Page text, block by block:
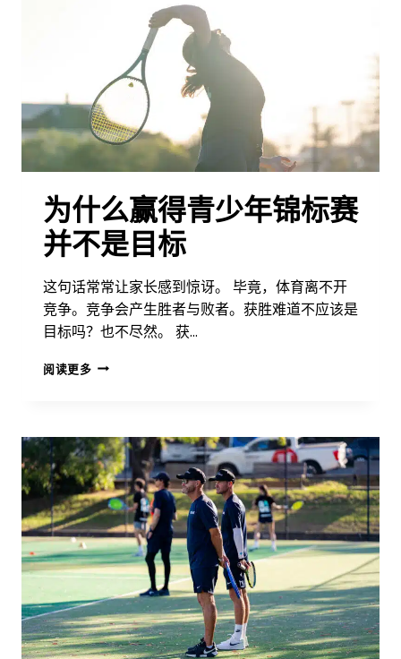
最
出
色
的
年
轻
人
为什么赢得青少年锦标赛
并不是目标
这句话常常让家长感到惊讶。 毕竟，体育离不开
竞争。竞争会产生胜者与败者。获胜难道不应该是
目标吗？也不尽然。 获…
阅读更多 为
得
青
少
年
锦
标
赛
并
不
是
目
标